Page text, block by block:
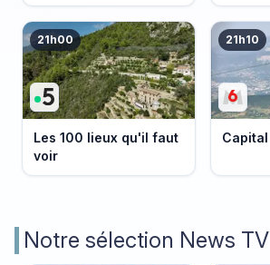
21h00
Les 100 lieux qu'il faut
voir
21h10
Capital
Notre sélection News TV